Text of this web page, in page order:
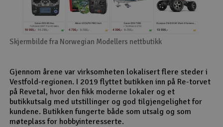
Skjermbilde fra Norwegian Modellers nettbutikk
Gjennom årene var virksomheten lokalisert flere steder i
Vestfold-regionen. I 2019 flyttet butikken inn på Re-torvet
på Revetal, hvor den fikk moderne lokaler og et
butikkutsalg med utstillinger og god tilgjengelighet for
kundene. Butikken fungerte både som utsalg og som
møteplass for hobbyinteresserte.